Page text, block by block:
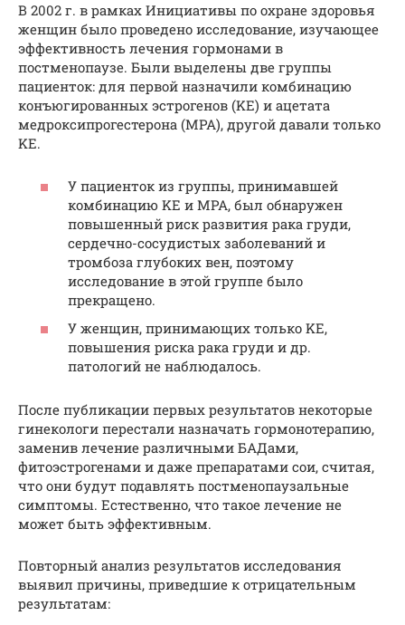
В 2002 г. в рамках Инициативы по охране здоровья
женщин было проведено исследование, изучающее
эффективность лечения гормонами в
постменопаузе. Были выделены две группы
пациенток: для первой назначили комбинацию
конъюгированных эстрогенов (KE) и ацетата
медроксипрогестерона (MPA), другой давали только
KE.
У пациенток из группы, принимавшей
комбинацию KE и MPA, был обнаружен
повышенный риск развития рака груди,
сердечно-сосудистых заболеваний и
тромбоза глубоких вен, поэтому
исследование в этой группе было
прекращено.
У женщин, принимающих только KE,
повышения риска рака груди и др.
патологий не наблюдалось.
После публикации первых результатов некоторые
гинекологи перестали назначать гормонотерапию,
заменив лечение различными БАДами,
фитоэстрогенами и даже препаратами сои, считая,
что они будут подавлять постменопаузальные
симптомы. Естественно, что такое лечение не
может быть эффективным.
Повторный анализ результатов исследования
выявил причины, приведшие к отрицательным
результатам: